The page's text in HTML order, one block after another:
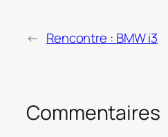
← Rencontre : BMW i3
Commentaires